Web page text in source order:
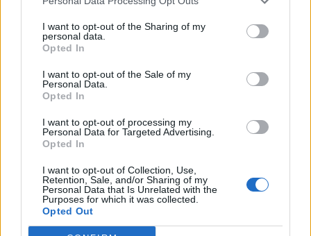
I want to opt-out of the Sharing of my
personal data.
Opted In
I want to opt-out of the Sale of my
Personal Data.
Opted In
I want to opt-out of processing my
Personal Data for Targeted Advertising.
Opted In
I want to opt-out of Collection, Use,
Retention, Sale, and/or Sharing of my
Personal Data that Is Unrelated with the
Purposes for which it was collected.
Opted Out